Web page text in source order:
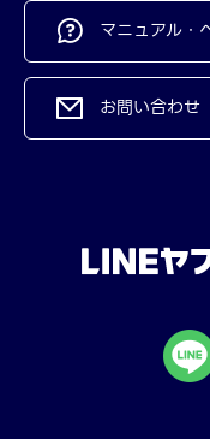
マニュアル・
お問い合わせ